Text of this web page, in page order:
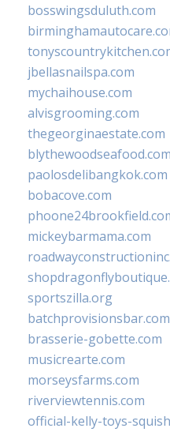
bosswingsduluth.com
jbellasnailspa.com
mychaihouse.com
alvisgrooming.com
thegeorginaestate.com
blythewoodseafood.com
paolosdelibangkok.com
bobacove.com
mickeybarmama.com
sportszilla.org
batchprovisionsbar.com
brasserie-gobette.com
musicrearte.com
morseysfarms.com
riverviewtennis.com
official-kelly-toys-